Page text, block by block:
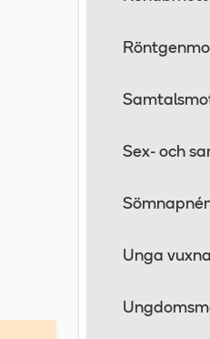
Sex- och
Unga